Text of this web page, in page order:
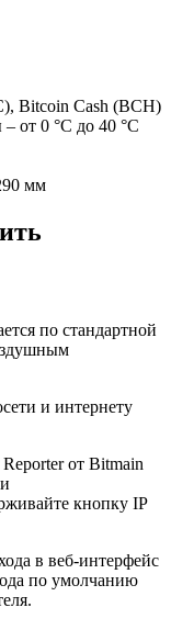
Bitcoin Cash (BCH)
от 0 °C до 40 °C
мм
по стандартной
и интернету
от Bitmain
кнопку IP
в веб-интерфейс
по умолчанию